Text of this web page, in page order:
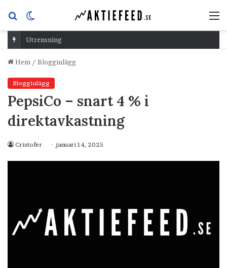
Sök
efterskin
Utrensning
Hem / Blogginlägg
Blogginlägg
PepsiCo – snart 4 % i
direktavkastning
Cristofer januari 14, 2025